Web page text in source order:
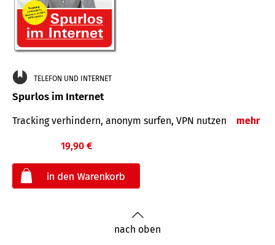
TELEFON UND INTERNET
Spurlos im Internet
Tracking verhindern, anonym surfen, VPN nutzen mehr
19,90 €
nach oben